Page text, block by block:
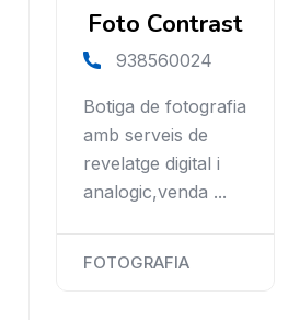
Foto Contrast
938560024
Botiga de fotografia
amb serveis de
revelatge digital i
analogic,venda ...
FOTOGRAFIA